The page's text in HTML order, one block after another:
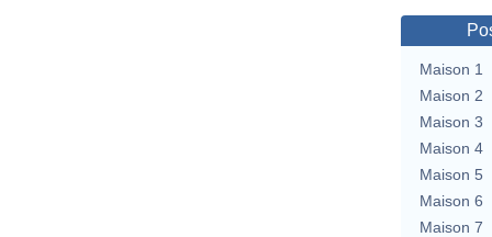
Maison 1
Maison 2
Maison 3
Maison 4
Maison 5
Maison 6
Maison 7